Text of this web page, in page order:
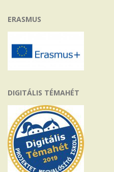
ERASMUS
DIGITÁLIS TÉMAHÉT